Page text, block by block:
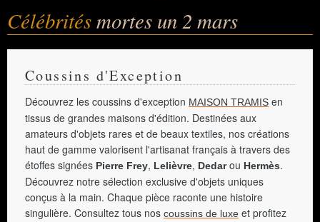
Célébritésmortes un 2 mars
Coussins d'Exception
Découvrez les coussins d'exception MAISON TRAMIS en
tissus de grandes maisons d'édition. Destinées aux
amateurs d'objets rares et de beaux textiles, nos créations
haut de gamme valorisent l'artisanat français à travers des
étoffes signées Pierre Frey, Lelièvre, Dedarou Hermès.
Découvrez notre sélection exclusive d'objets uniques
conçus à la main. Chaque pièce raconte une histoire
singulière. Consultez tous nos coussins de luxe et profitez